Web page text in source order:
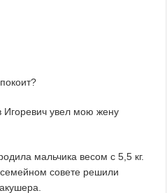
Игоревич увел мою жену
мальчика весом с 5,5 кг.
совете решили